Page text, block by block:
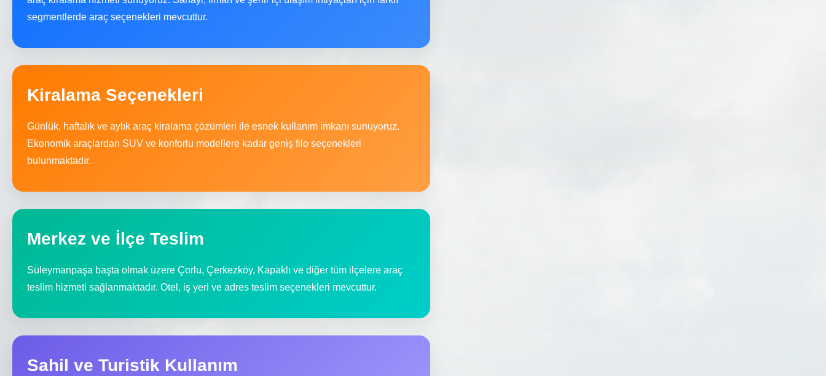
segmentlerde araç seçenekleri mevcuttur.
Kiralama Seçenekleri
Günlük, haftalık ve aylık araç kiralama çözümleri ile esnek kullanım imkanı sunuyoruz.
Ekonomik araçlardan SUV ve konforlu modellere kadar geniş filo seçenekleri
bulunmaktadır.
Merkez ve İlçe Teslim
Süleymanpaşa başta olmak üzere Çorlu, Çerkezköy, Kapaklı ve diğer tüm ilçelere araç
teslim hizmeti sağlanmaktadır. Otel, iş yeri ve adres teslim seçenekleri mevcuttur.
Sahil ve Turistik Kullanım